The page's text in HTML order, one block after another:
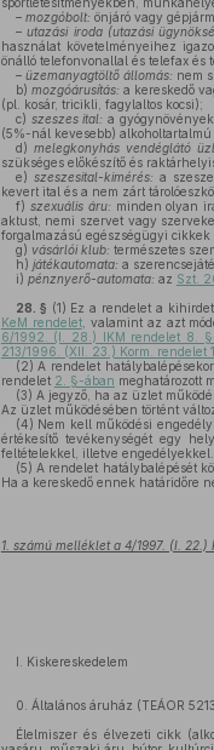
– mozgóbolt: önjáró vagy
–utazási iroda (utazási
használat követelményeihez
önálló telefonvonallal és telefax és
– üzemanyagtöltő állomás: nem
b) mozgóárusítás: a kereskedő
(pl. kosár, tricikli, fagylaltos kocsi);
c) szeszes ital: a
(5%-nál kevesebb)
d) melegkonyhás vendéglátó
szükséges előkészítő és
e) szeszesital-kimérés: a
kevert ital és a nem zárt
f) szexuális áru: minden olyan
aktust, nemi szervet vagy
forgalmazású egészségügyi
g) vásárlói klub: természetes
h) játékautomata: a
i) pénznyerő-automata: az Szt.
28. § (1) Ez a rendelet a
KeM rendelet, valamint az azt
6/1992. (I. 28.) IKM rendelet 8.
213/1996. (XII. 23.) Korm. rendelet
(2) A rendelet
rendelet 2. §-ában meghatározott
(3) A jegyző, ha az üzlet
Az üzlet működésében történt
(4) Nem kell működési
értékesítő tevékenységét egy
feltételekkel, illetve engedélyekkel.
(5) A rendelet hatálybalépését
Ha a kereskedő ennek határidőre
1. számú melléklet a 4/1997. (I. 22.)
I. Kiskereskedelem
0. Általános áruház (TEÁOR
Élelmiszer és élvezeti cikk